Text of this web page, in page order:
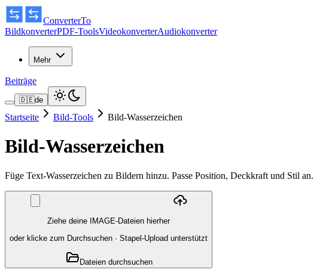
ConverterTo
BildkonverterPDF-ToolsVideokonverterAudiokonverter
Mehr
Beiträge
🇩🇪de
Startseite Bild-Tools Bild-Wasserzeichen
Bild-Wasserzeichen
Füge Text-Wasserzeichen zu Bildern hinzu. Passe Position, Deckkraft und Stil an.
Ziehe deine IMAGE-Dateien hierher
oder klicke zum Durchsuchen · Stapel-Upload unterstützt
Dateien durchsuchen